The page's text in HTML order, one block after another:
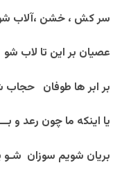
سر کش ، خشن ،آلاب
عصیان بر این تا لاب شو
بر ابر ها طوفان حجاب
یا اینکه ما چون رعد و
بریان شویم سوزان شـو